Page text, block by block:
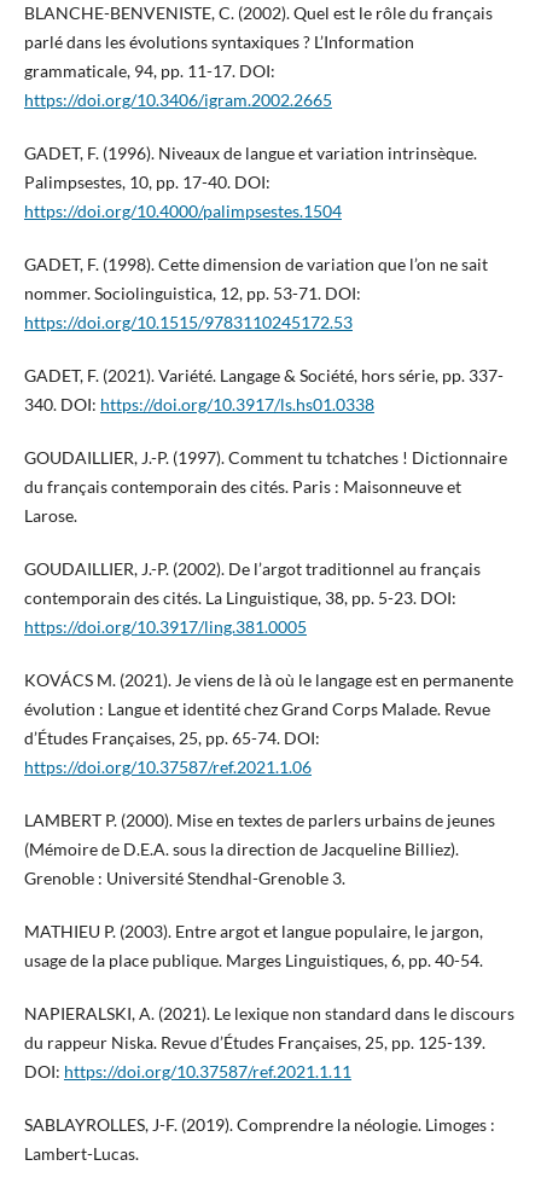
BLANCHE-BENVENISTE, C. (2002). Quel est le rôle du français
parlé dans les évolutions syntaxiques ? L’Information
grammaticale, 94, pp. 11-17. DOI:
https://doi.org/10.3406/igram.2002.2665
GADET, F. (1996). Niveaux de langue et variation intrinsèque.
Palimpsestes, 10, pp. 17-40. DOI:
https://doi.org/10.4000/palimpsestes.1504
GADET, F. (1998). Cette dimension de variation que l’on ne sait
nommer. Sociolinguistica, 12, pp. 53-71. DOI:
https://doi.org/10.1515/9783110245172.53
GADET, F. (2021). Variété. Langage & Société, hors série, pp. 337-
340. DOI: https://doi.org/10.3917/ls.hs01.0338
GOUDAILLIER, J.-P. (1997). Comment tu tchatches ! Dictionnaire
du français contemporain des cités. Paris : Maisonneuve et
Larose.
GOUDAILLIER, J.-P. (2002). De l’argot traditionnel au français
contemporain des cités. La Linguistique, 38, pp. 5-23. DOI:
https://doi.org/10.3917/ling.381.0005
KOVÁCS M. (2021). Je viens de là où le langage est en permanente
évolution : Langue et identité chez Grand Corps Malade. Revue
d’Études Françaises, 25, pp. 65-74. DOI:
https://doi.org/10.37587/ref.2021.1.06
LAMBERT P. (2000). Mise en textes de parlers urbains de jeunes
(Mémoire de D.E.A. sous la direction de Jacqueline Billiez).
Grenoble : Université Stendhal-Grenoble 3.
MATHIEU P. (2003). Entre argot et langue populaire, le jargon,
usage de la place publique. Marges Linguistiques, 6, pp. 40-54.
NAPIERALSKI, A. (2021). Le lexique non standard dans le discours
du rappeur Niska. Revue d’Études Françaises, 25, pp. 125-139.
DOI: https://doi.org/10.37587/ref.2021.1.11
SABLAYROLLES, J-F. (2019). Comprendre la néologie. Limoges :
Lambert-Lucas.